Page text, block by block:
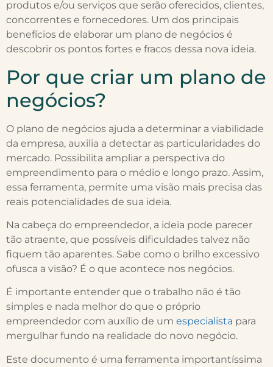
produtos e/ou serviços que serão oferecidos, clientes,
concorrentes e fornecedores. Um dos principais
benefícios de elaborar um plano de negócios é
descobrir os pontos fortes e fracos dessa nova ideia.
Por que criar um plano de
negócios?
O plano de negócios ajuda a determinar a viabilidade
da empresa, auxilia a detectar as particularidades do
mercado. Possibilita ampliar a perspectiva do
empreendimento para o médio e longo prazo. Assim,
essa ferramenta, permite uma visão mais precisa das
reais potencialidades de sua ideia.
Na cabeça do empreendedor, a ideia pode parecer
tão atraente, que possíveis dificuldades talvez não
fiquem tão aparentes. Sabe como o brilho excessivo
ofusca a visão? É o que acontece nos negócios.
É importante entender que o trabalho não é tão
simples e nada melhor do que o próprio
empreendedor com auxílio de um especialista para
mergulhar fundo na realidade do novo negócio.
Este documento é uma ferramenta importantíssima